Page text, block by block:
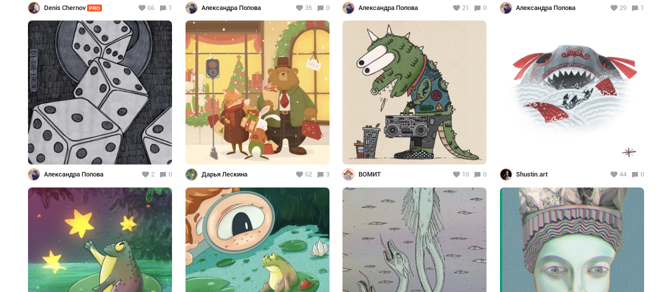
Denis Chernov PRO 66 1 Александра Попова 35 0 Александра Попова 21 0 Александра Попова 29 1
Александра Попова 2 0 Дарья Лескина 62 3 ВОМИТ 10 0 Shustin.art 44 0